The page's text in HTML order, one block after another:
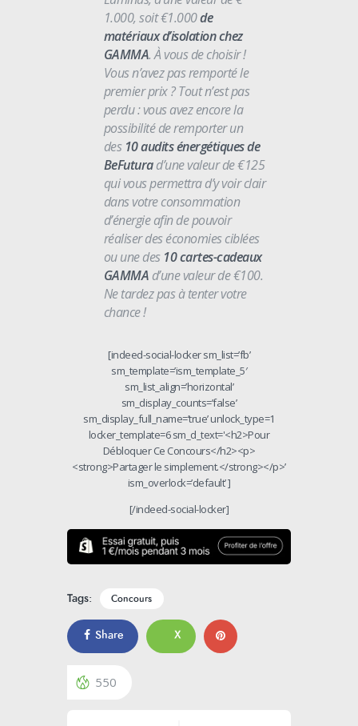
1.000, soit €1.000de
matériaux d’isolation chez
GAMMA. À vous de choisir !
Vous n’avez pas remporté le
premier prix ? Tout n’est pas
perdu : vous avez encore la
possibilité de remporter un
des 10 audits énergétiques de
BeFuturad’une valeur de €125
qui vous permettra d’y voir clair
dans votre consommation
d’énergie afin de pouvoir
réaliser des économies ciblées
ou une des 10 cartes-cadeaux
GAMMA d’une valeur de €100.
Ne tardez pas à tenter votre
chance !
[indeed-social-locker sm_list=’fb’
sm_template=’ism_template_5′
sm_list_align=’horizontal’
sm_display_counts=’false’
sm_display_full_name=’true’ unlock_type=1
locker_template=6 sm_d_text='<h2>Pour
Débloquer Ce Concours</h2><p>
<strong>Partager le simplement.</strong></p>’
ism_overlock=’default’ ]
[/indeed-social-locker]
Tags: Concours
Share X
550